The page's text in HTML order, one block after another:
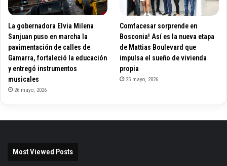
La gobernadora Elvia Milena
Sanjuan puso en marcha la
pavimentación de calles de
Gamarra, fortaleció la educación
y entregó instrumentos
musicales
26 mayo, 2026
Comfacesar sorprende en
Bosconia! Así es la nueva etapa
de Mattias Boulevard que
impulsa el sueño de vivienda
propia
25 mayo, 2026
Most Viewed Posts